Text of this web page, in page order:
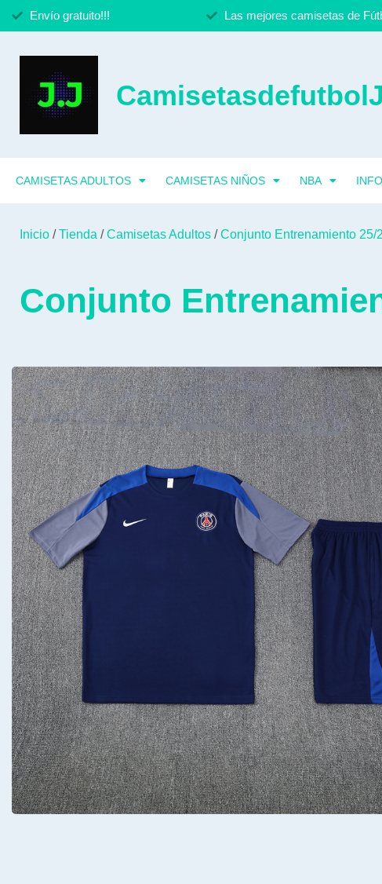
Envío gratuito!!! Las mejores camisetas de
CAMISETAS ADULTOS CAMISETAS NIÑOS NBA
Inicio /Tienda /Camisetas Adultos /Conjunto Entrenamiento 25/
Conjunto